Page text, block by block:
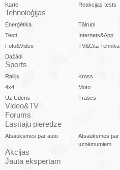
Karte
Reakcijas tests
Tehnoloģijas
Enerģētika Tālruņi
Testi
Internets&App
Foto&Video
TV&Cita Tehnika
Dažādi
Sports
Rallijs Kross
4x4
Moto
Uz Ūdens
Trases
Video&TV
Forums
Lasītāju pieredze
Atsauksmes par auto
Atsauksmes par
uzņēmumiem
Akcijas
Jautā ekspertam